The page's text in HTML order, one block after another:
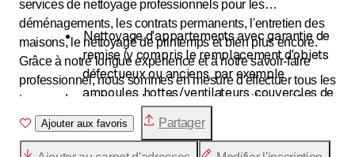
services de nettoyage professionnels pour les
déménagements, les contrats permanents, l'entretien des
maisons, le nettoyage de printemps et bien plus encore.
Grâce à notre longue expérience et à notre savoir-faire
professionnel, nous sommes en mesure d'effectuer tous les
travaux de peinture et de nettoyage de manière rapide,
fiable et économique.
Nettoyage d'appartements avec garantie de
remise (y compris le remplacement d'objets
défectueux ou anciens, par exemple
ampoules, hottes/ventilateurs, couvercles de
toilettes, verres à dents).
Notre service de nettoyage comprend
également les travaux de réparation des
Ajouter aux favoris Partager